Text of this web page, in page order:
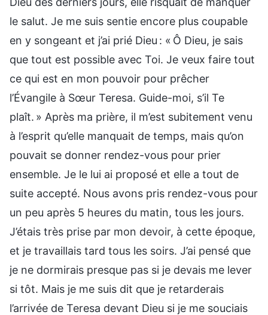
le salut. Je me suis sentie encore plus coupable
en y songeant et j’ai prié Dieu : « Ô Dieu, je sais
que tout est possible avec Toi. Je veux faire tout
ce qui est en mon pouvoir pour prêcher
l’Évangile à Sœur Teresa. Guide-moi, s’il Te
plaît. » Après ma prière, il m’est subitement venu
à l’esprit qu’elle manquait de temps, mais qu’on
pouvait se donner rendez-vous pour prier
ensemble. Je le lui ai proposé et elle a tout de
suite accepté. Nous avons pris rendez-vous pour
un peu après 5 heures du matin, tous les jours.
J’étais très prise par mon devoir, à cette époque,
et je travaillais tard tous les soirs. J’ai pensé que
je ne dormirais presque pas si je devais me lever
si tôt. Mais je me suis dit que je retarderais
l’arrivée de Teresa devant Dieu si je me souciais